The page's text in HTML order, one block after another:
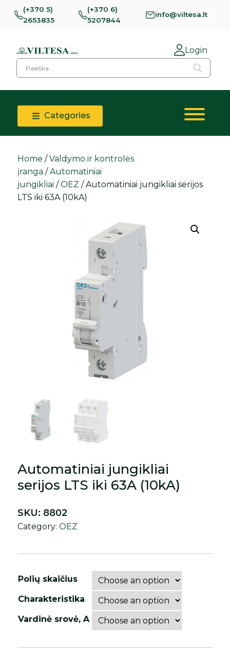
(+370 5)
2653835
(+370 6)
5207844
info@viltesa.lt
Login
Categories
Home /Valdymo ir kontrolės
įranga /Automatiniai
jungikliai /OEZ / Automatiniai jungikliai serijos
LTS iki 63A (10kA)
Automatiniai jungikliai
serijos LTS iki 63A (10kA)
Polių skaičius
Charakteristika
Vardinė srovė, A
SKU: 8802
Category:OEZ